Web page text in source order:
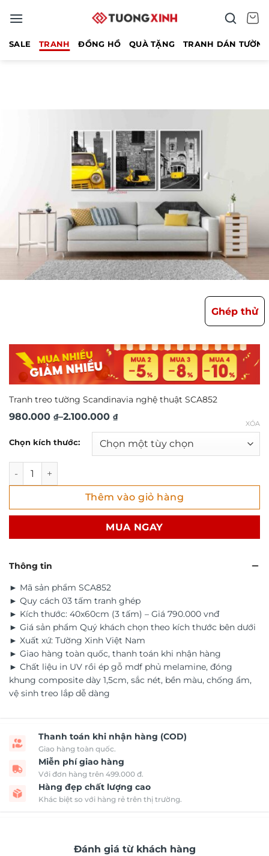
qua
SALE TRANH ĐỒNG HỒ QUÀ TẶNG TRANH DÁN
Ghép thử
Tranh treo tường Scandinavia nghệ thuật SCA852
980.000 ₫–2.100.000 ₫
Khoảng
980.000 ₫
đến
2.100.000 ₫
Chọn kích thước:
XÓA
Tranh treo tường Scandinavia nghệ thuật SCA852 số lượng
Thêm vào giỏ hàng
MUA NGAY
Thông tin
► Mã sản phẩm SCA852
► Quy cách 03 tấm tranh ghép
► Kích thước: 40x60cm (3 tấm) – Giá 790.000 vnđ
► Giá sản phẩm Quý khách chọn theo kích thước bên dưới
► Xuất xứ: Tường Xinh Việt Nam
► Giao hàng toàn quốc, thanh toán khi nhận hàng
► Chất liệu in UV rồi ép gỗ mdf phủ melamine, đóng
khung composite dày 1,5cm, sắc nét, bền màu, chống ẩm,
vệ sinh treo lắp dễ dàng
Thanh toán khi nhận hàng (COD)
Giao hàng toàn quốc.
Miễn phí giao hàng
Với đơn hàng trên 499.000 đ.
Hàng đẹp chất lượng cao
Khác biệt so với hàng rẻ trên thị trường.
Đánh giá từ khách hàng